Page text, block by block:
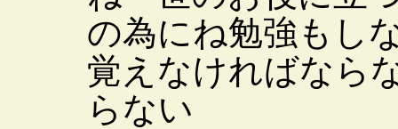
の為にね勉強もし
覚えなければなら
らない